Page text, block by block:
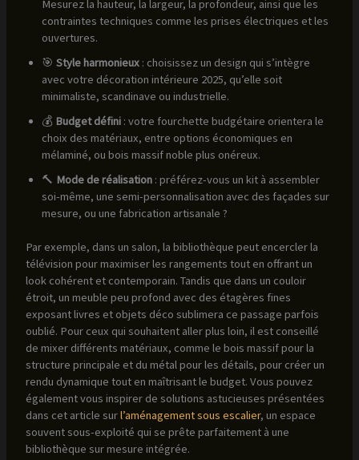
Mesurez la hauteur, la largeur, la profondeur, ainsi que les
contraintes techniques comme les prises électriques et les
ouvertures.
🎯 Style harmonieux: choisissez un design qui s’intègre
avec votre décoration intérieure 2025, qu’elle soit
minimaliste, scandinave ou industrielle.
💰 Budget défini: votre fourchette budgétaire orientera le
choix des matériaux, entre options économiques en
mélaminé, ou bois massif noble plus onéreux.
🔨 Mode de réalisation: préférez-vous un kit à assembler
soi-même, une semi-personnalisation avec des façades sur
mesure, ou une fabrication artisanale ?
Par exemple, dans un salon, la bibliothèque peut encercler la
télévision pour maximiser les rangements tout en offrant un
look cohérent et contemporain. Tandis que dans un couloir
étroit, un meuble peu profond avec des étagères fines
exposant livres et objets déco sublimera ce passage parfois
oublié. Pour ceux qui souhaitent aller plus loin, il est conseillé
de mixer différents matériaux, comme le bois massif pour la
structure principale et du métal pour les détails, pour créer un
rendu dynamique tout en maîtrisant le budget. Vous pouvez
également vous inspirer de solutions astucieuses présentées
dans cet article surl’aménagement sous escalier, un espace
souvent sous-exploité qui se prête parfaitement à une
bibliothèque sur mesure intégrée.